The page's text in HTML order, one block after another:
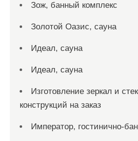
Зож, банный комплекс
Золотой Оазис, сауна
Идеал, сауна
Идеал, сауна
Изготовление зеркал и
конструкций на заказ
Император, гостинично-